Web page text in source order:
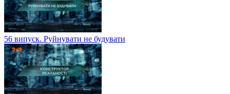
56 випуск. Руйнувати не будувати